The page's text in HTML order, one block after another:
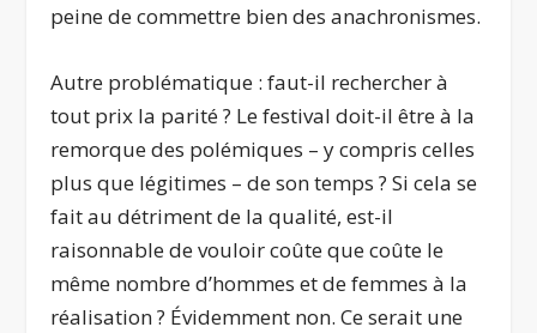
peine de commettre bien des anachronismes.
Autre problématique : faut-il rechercher à
tout prix la parité ? Le festival doit-il être à la
remorque des polémiques – y compris celles
plus que légitimes – de son temps ? Si cela se
fait au détriment de la qualité, est-il
raisonnable de vouloir coûte que coûte le
même nombre d’hommes et de femmes à la
réalisation ? Évidemment non. Ce serait une